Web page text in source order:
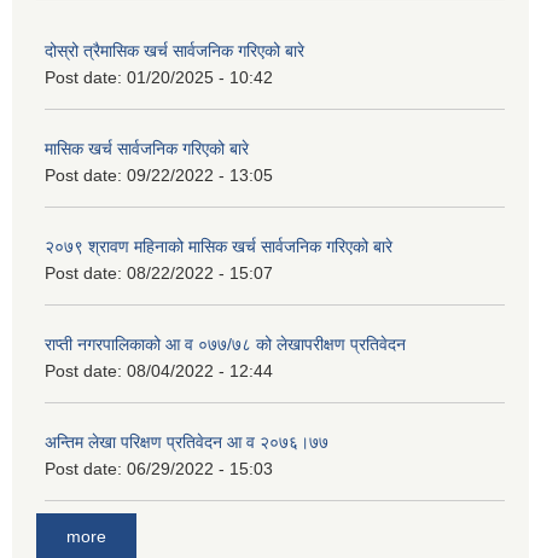
दोस्रो त्रैमासिक खर्च सार्वजनिक गरिएको बारे
Post date: 01/20/2025 - 10:42
मासिक खर्च सार्वजनिक गरिएको बारे
Post date: 09/22/2022 - 13:05
२०७९ श्रावण महिनाको मासिक खर्च सार्वजनिक गरिएको बारे
Post date: 08/22/2022 - 15:07
राप्ती नगरपालिकाको आ व ०७७/७८ को लेखापरीक्षण प्रतिवेदन
Post date: 08/04/2022 - 12:44
अन्तिम लेखा परिक्षण प्रतिवेदन आ व २०७६।७७
Post date: 06/29/2022 - 15:03
more